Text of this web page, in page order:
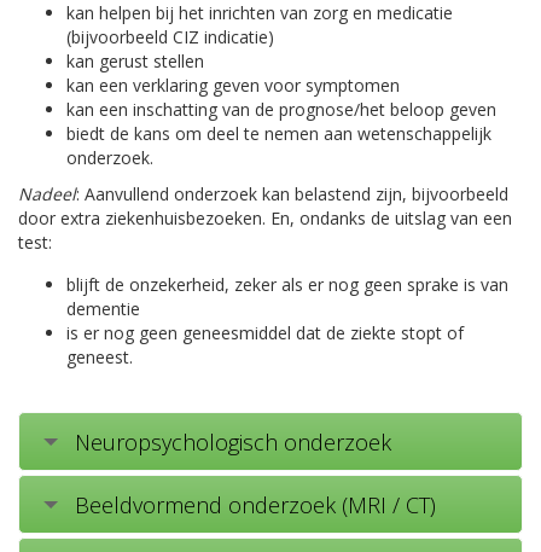
kan helpen bij het inrichten van zorg en medicatie
(bijvoorbeeld CIZ indicatie)
kan gerust stellen
kan een verklaring geven voor symptomen
kan een inschatting van de prognose/het beloop geven
biedt de kans om deel te nemen aan wetenschappelijk
onderzoek.
Nadeel: Aanvullend onderzoek kan belastend zijn, bijvoorbeeld
door extra ziekenhuisbezoeken. En, ondanks de uitslag van een
test:
blijft de onzekerheid, zeker als er nog geen sprake is van
dementie
is er nog geen geneesmiddel dat de ziekte stopt of
geneest.
Neuropsychologisch onderzoek
Beeldvormend onderzoek (MRI / CT)